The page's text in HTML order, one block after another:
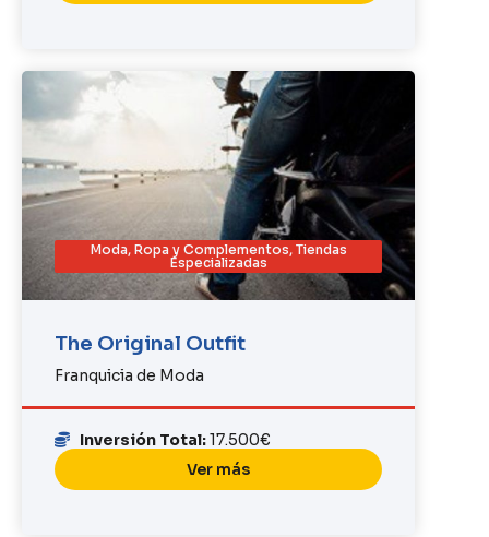
Moda, Ropa y Complementos, Tiendas
Especializadas
The Original Outfit
Franquicia de Moda
Inversión Total:17.500€
Ver más